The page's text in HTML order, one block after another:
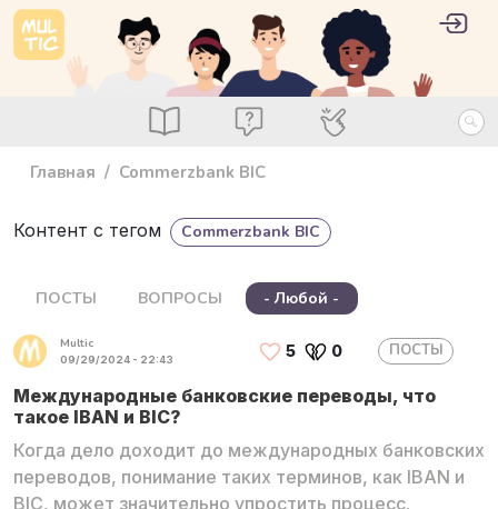
Перейти к основному содержанию
Посты ВопросыСпециалисты
User
Главная Commerzbank BIC
Контент с тегом Commerzbank BIC
ПОСТЫ ВОПРОСЫ - Любой -
Multic
09/29/2024 - 22:43 5 0 ПОСТЫ
Международные банковские переводы, что
такое IBAN и BIC?
Когда дело доходит до международных банковских
переводов, понимание таких терминов, как IBAN и
BIC, может значительно упростить процесс.